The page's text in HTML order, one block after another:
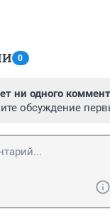
0
ни одного
обсуждение